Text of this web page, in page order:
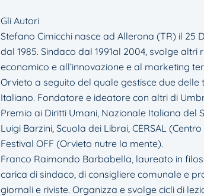
Gli Autori
Stefano Cimicchi nasce ad Allerona (TR) il 25
dal 1985. Sindaco dal 1991al 2004, svolge
economico e all’innovazione e al marketing
Orvieto a seguito del quale gestisce due
Italiano. Fondatore e ideatore con altri di
Premio ai Diritti Umani, Nazionale Italiana del
Luigi Barzini, Scuola dei Librai, CERSAL
Festival OFF (Orvieto nutre la mente).
Franco Raimondo Barbabella, laureato in
carica di sindaco, di consigliere comunale e
giornali e riviste. Organizza e svolge cicli di